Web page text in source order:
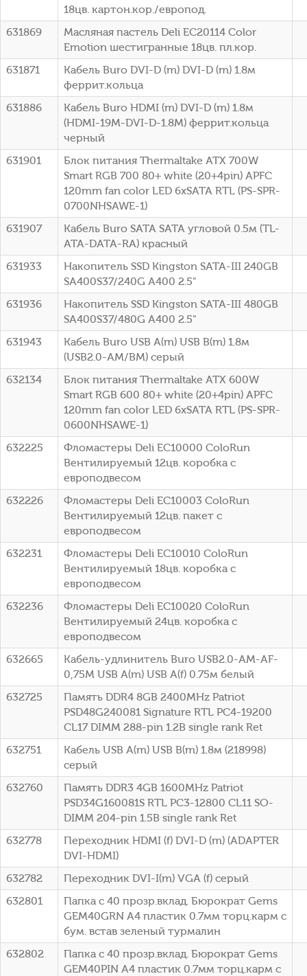
18цв. картон.кор./европод.
631869
Масляная пастель Deli EC20114 Color
Emotion шестигранные 18цв. пл.кор.
631871
Кабель Buro DVI-D (m) DVI-D (m) 1.8м
феррит.кольца
631886
Кабель Buro HDMI (m) DVI-D (m) 1.8м
(HDMI-19M-DVI-D-1.8M) феррит.кольца
черный
631901
Блок питания Thermaltake ATX 700W
Smart RGB 700 80+ white (20+4pin) APFC
120mm fan color LED 6xSATA RTL (PS-SPR-
0700NHSAWE-1)
631907
Кабель Buro SATA SATA угловой 0.5м (TL-
ATA-DATA-RA) красный
631933
Накопитель SSD Kingston SATA-III 240GB
SA400S37/240G A400 2.5"
631936
Накопитель SSD Kingston SATA-III 480GB
SA400S37/480G A400 2.5"
631943
Кабель Buro USB A(m) USB B(m) 1.8м
(USB2.0-AM/BM) серый
632134
Блок питания Thermaltake ATX 600W
Smart RGB 600 80+ white (20+4pin) APFC
120mm fan color LED 6xSATA RTL (PS-SPR-
0600NHSAWE-1)
632225
Фломастеры Deli EC10000 ColoRun
Вентилируемый 12цв. коробка с
европодвесом
632226
Фломастеры Deli EC10003 ColoRun
Вентилируемый 12цв. пакет с
европодвесом
632231
Фломастеры Deli EC10010 ColoRun
Вентилируемый 18цв. коробка с
европодвесом
632236
Фломастеры Deli EC10020 ColoRun
Вентилируемый 24цв. коробка с
европодвесом
632665
Кабель-удлинитель Buro USB2.0-AM-AF-
0,75M USB A(m) USB A(f) 0.75м белый
632725
Память DDR4 8GB 2400MHz Patriot
PSD48G240081 Signature RTL PC4-19200
CL17 DIMM 288-pin 1.2В single rank Ret
632751
Кабель USB A(m) USB B(m) 1.8м (218998)
серый
632760
Память DDR3 4GB 1600MHz Patriot
PSD34G160081S RTL PC3-12800 CL11 SO-
DIMM 204-pin 1.5В single rank Ret
632778
Переходник HDMI (f) DVI-D (m) (ADAPTER
DVI-HDMI)
632782
Переходник DVI-I(m) VGA (f) серый
632801
Папка с 40 прозр.вклад. Бюрократ Gems
GEM40GRN A4 пластик 0.7мм торц.карм с
бум. встав зеленый турмалин
632802
Папка с 40 прозр.вклад. Бюрократ Gems
GEM40PIN A4 пластик 0.7мм торц.карм с